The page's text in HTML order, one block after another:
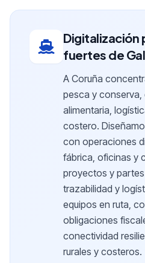
Digitalización
fuertes de
A Coruña
pesca y conserva,
alimentaria,
costero.
con operaciones
fábrica, oficinas y
proyectos y
trazabilidad y
equipos en ruta,
obligaciones
conectividad
rurales y costeros.